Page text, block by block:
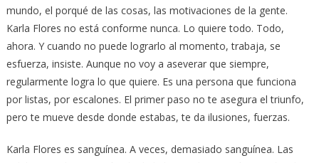
mundo, el porqué de las cosas, las motivaciones de la gente.
Karla Flores no está conforme nunca. Lo quiere todo. Todo,
ahora. Y cuando no puede lograrlo al momento, trabaja, se
esfuerza, insiste. Aunque no voy a aseverar que siempre,
regularmente logra lo que quiere. Es una persona que funciona
por listas, por escalones. El primer paso no te asegura el triunfo,
pero te mueve desde donde estabas, te da ilusiones, fuerzas.
Karla Flores es sanguínea. A veces, demasiado sanguínea. Las